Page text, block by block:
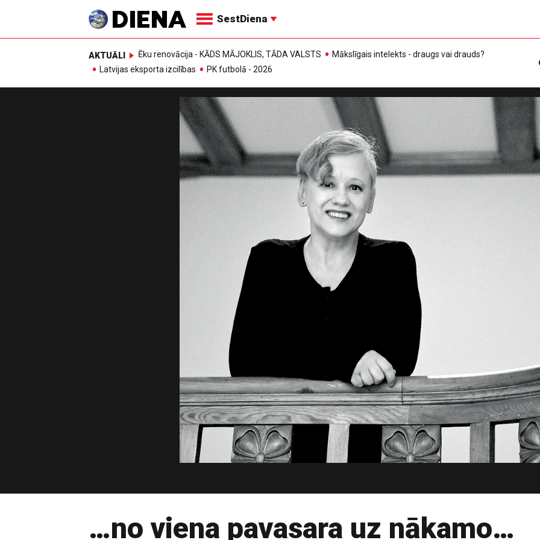
SestDiena
AKTUĀLI Ēku renovācija - KĀDS MĀJOKLIS, TĀDA VALSTS
Mākslīgais intelekts - draugs vai drauds?
Latvijas eksporta izcilības
PK futbolā - 2026
…no viena pavasara uz nākamo…